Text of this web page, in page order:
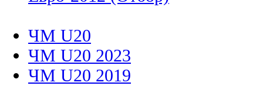
ЧМ U20
ЧМ U20 2023
ЧМ U20 2019